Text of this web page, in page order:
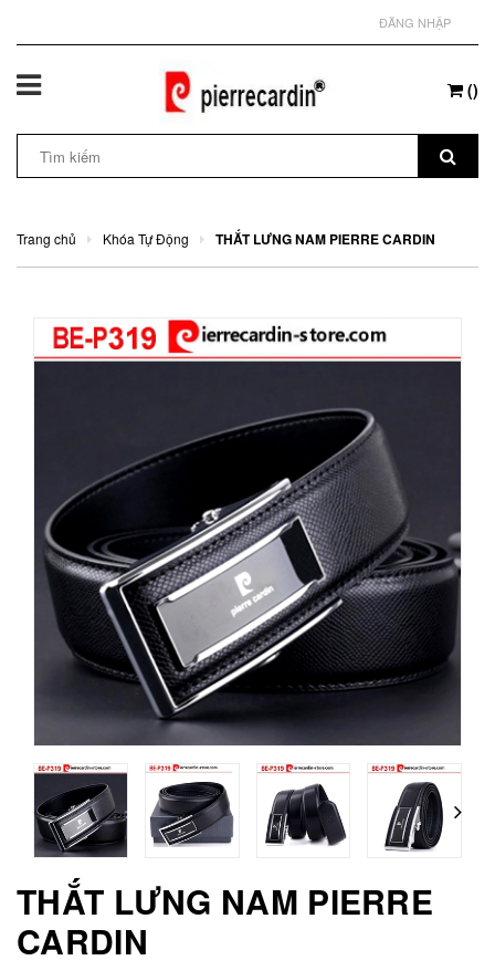
ĐĂNG NHẬP
()
Trang chủ Khóa Tự Động THẮT LƯNG NAM PIERRE CARDIN
THẮT LƯNG NAM PIERRE
CARDIN